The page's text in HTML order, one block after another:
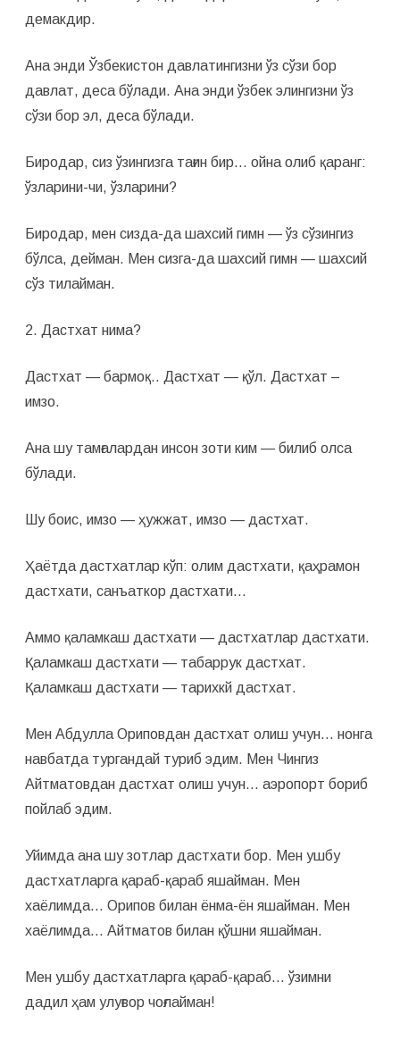
демакдир.
Ана энди Ўзбекистон давлатингизни ўз сўзи бор
давлат, деса бўлади. Ана энди ўзбек элингизни ўз
сўзи бор эл, деса бўлади.
Биродар, сиз ўзингизга тағин бир… ойна олиб қаранг:
ўзларини-чи, ўзларини?
Биродар, мен сизда-да шахсий гимн — ўз сўзингиз
бўлса, дейман. Мен сизга-да шахсий гимн — шахсий
сўз тилайман.
2. Дастхат нима?
Дастхат — бармоқ.. Дастхат — қўл. Дастхат –
имзо.
Ана шу тамғалардан инсон зоти ким — билиб олса
бўлади.
Шу боис, имзо — ҳужжат, имзо — дастхат.
Ҳаётда дастхатлар кўп: олим дастхати, қаҳрамон
дастхати, санъаткор дастхати…
Аммо қаламкаш дастхати — дастхатлар дастхати.
Қаламкаш дастхати — табаррук дастхат.
Қаламкаш дастхати — тарихкй дастхат.
Мен Абдулла Ориповдан дастхат олиш учун… нонга
навбатда тургандай туриб эдим. Мен Чингиз
Айтматовдан дастхат олиш учун… аэропорт бориб
пойлаб эдим.
Уйимда ана шу зотлар дастхати бор. Мен ушбу
дастхатларга қараб-қараб яшайман. Мен
хаёлимда… Орипов билан ёнма-ён яшайман. Мен
хаёлимда… Айтматов билан қўшни яшайман.
Мен ушбу дастхатларга қараб-қараб… ўзимни
дадил ҳам улуғвор чоғлайман!